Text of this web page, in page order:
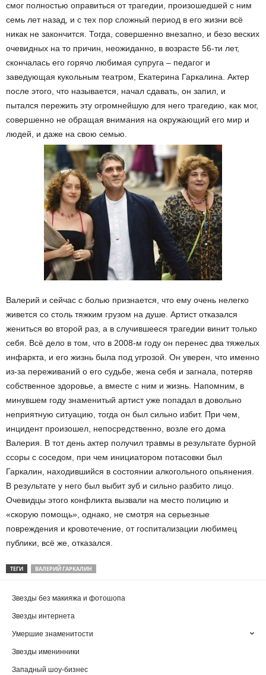
смог полностью оправиться от трагедии, произошедшей с ним
семь лет назад, и с тех пор сложный период в его жизни всё
никак не закончится. Тогда, совершенно внезапно, и безо веских
очевидных на то причин, неожиданно, в возрасте 56-ти лет,
скончалась его горячо любимая супруга – педагог и
заведующая кукольным театром, Екатерина Гаркалина. Актер
после этого, что называется, начал сдавать, он запил, и
пытался пережить эту огромнейшую для него трагедию, как мог,
совершенно не обращая внимания на окружающий его мир и
людей, и даже на свою семью.
Валерий и сейчас с болью признается, что ему очень нелегко
живется со столь тяжким грузом на душе. Артист отказался
жениться во второй раз, а в случившееся трагедии винит только
себя. Всё дело в том, что в 2008-м году он перенес два тяжелых
инфаркта, и его жизнь была под угрозой. Он уверен, что именно
из-за переживаний о его судьбе, жена себя и загнала, потеряв
собственное здоровье, а вместе с ним и жизнь. Напомним, в
минувшем году знаменитый артист уже попадал в довольно
неприятную ситуацию, тогда он был сильно избит. При чем,
инцидент произошел, непосредственно, возле его дома
Валерия. В тот день актер получил травмы в результате бурной
ссоры с соседом, при чем инициатором потасовки был
Гаркалин, находившийся в состоянии алкогольного опьянения.
В результате у него был выбит зуб и сильно разбито лицо.
Очевидцы этого конфликта вызвали на место полицию и
«скорую помощь», однако, не смотря на серьезные
повреждения и кровотечение, от госпитализации любимец
публики, всё же, отказался.
ТЕГИ ВАЛЕРИЙ ГАРКАЛИН
Звезды без макияжа и фотошопа
Звезды интернета
Умершие знаменитости
Звезды именинники
Западный шоу-бизнес